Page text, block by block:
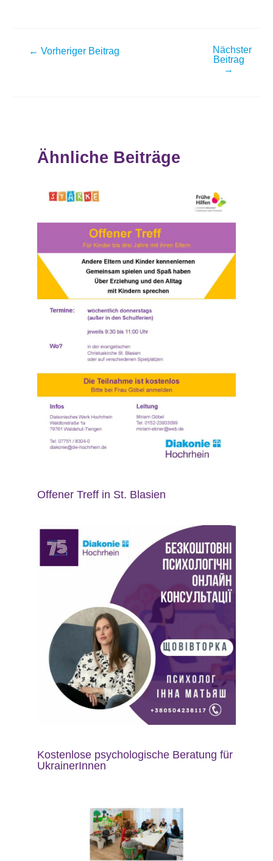
Post← Vorheriger Beitrag
Nächster
Beitrag
→
Ähnliche Beiträge
Offener Treff in St. Blasien
Kostenlose psychologische Beratung für
UkrainerInnen